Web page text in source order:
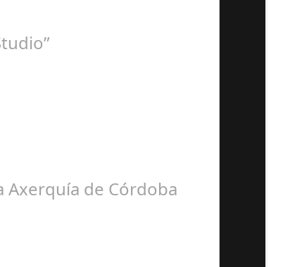
Axerquía de Córdoba